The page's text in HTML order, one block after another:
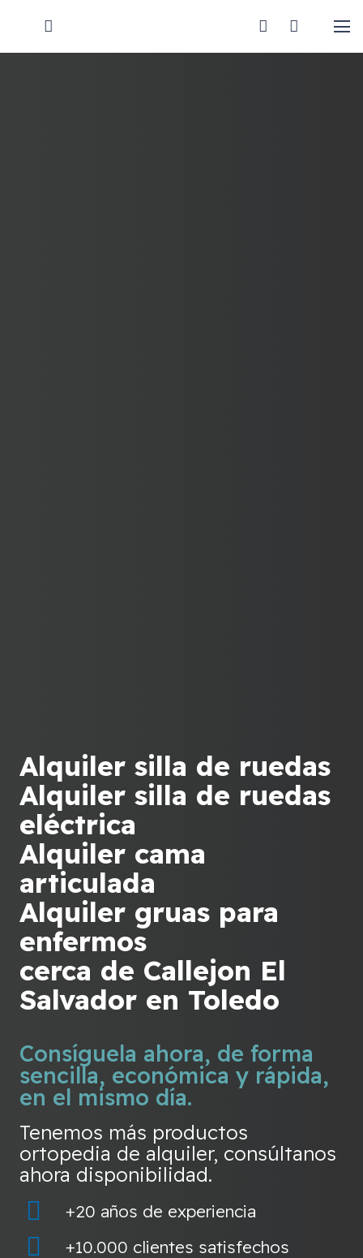
Alquiler silla de ruedas
Alquiler silla de ruedas
eléctrica
Alquiler cama
articulada
Alquiler gruas para
enfermos
cerca de Callejon El
Salvador en Toledo
Consíguela ahora, de forma
sencilla, económica y rápida,
en el mismo día.
Tenemos más productos
ortopedia de alquiler, consúltanos
ahora disponibilidad.
+20 años de experiencia
+10.000 clientes satisfechos